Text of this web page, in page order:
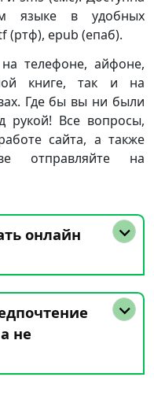
языке в удобных
(ртф), epub (епаб).
телефоне, айфоне,
книге, так и на
Где бы вы ни были
рукой! Все вопросы,
сайта, а также
отправляйте на
онлайн
не